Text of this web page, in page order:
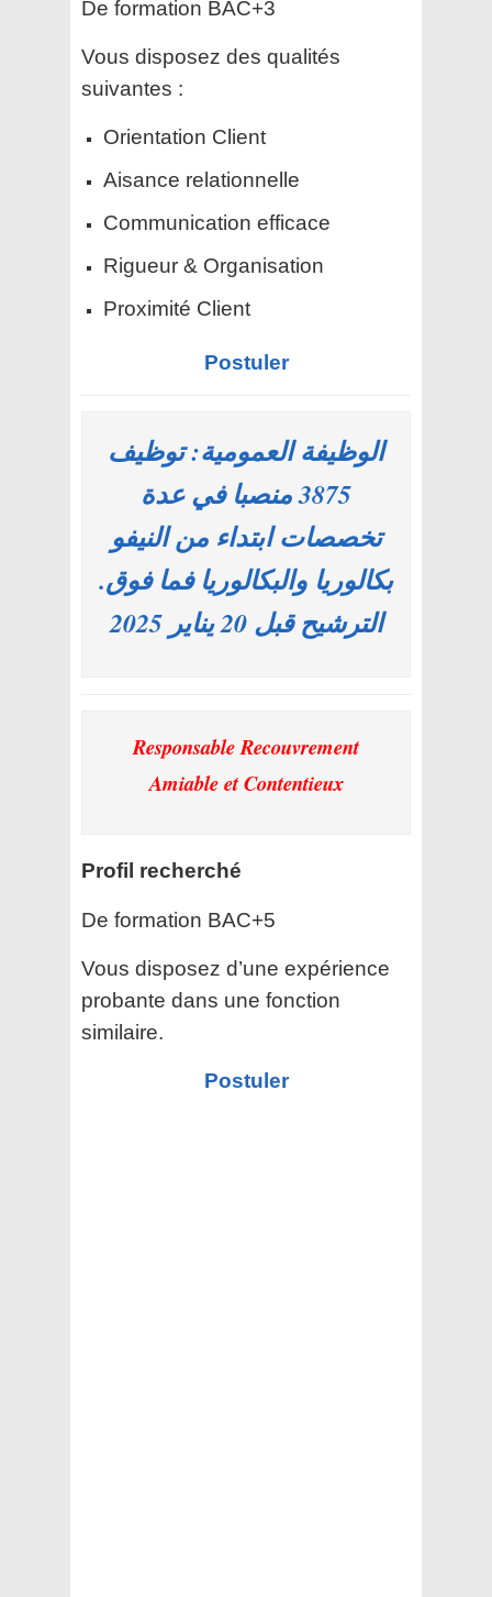
De formation BAC+3
Vous disposez des qualités
suivantes :
Orientation Client
Aisance relationnelle
Communication efficace
Rigueur & Organisation
Proximité Client
Postuler
الوظيفة العمومية: توظيف
3875 منصبا في عدة
تخصصات ابتداء من النيفو
بكالوريا والبكالوريا فما فوق.
الترشيح قبل 20 يناير 2025
Responsable Recouvrement
Amiable et Contentieux
Profil recherché
De formation BAC+5
Vous disposez d’une expérience
probante dans une fonction
similaire.
Postuler